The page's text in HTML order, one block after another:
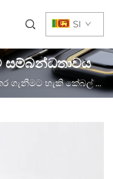
SI
සම්බන්ධතාවය
හැකි කේබල් උපාංග